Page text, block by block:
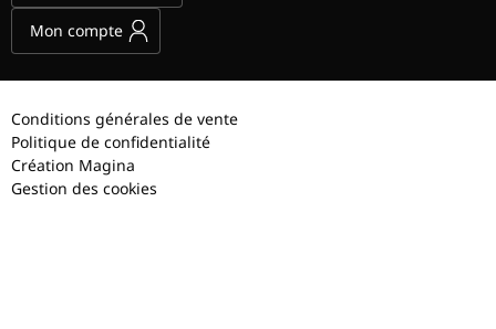
Mon compte
Conditions générales de vente
Politique de confidentialité
Création Magina
Gestion des cookies